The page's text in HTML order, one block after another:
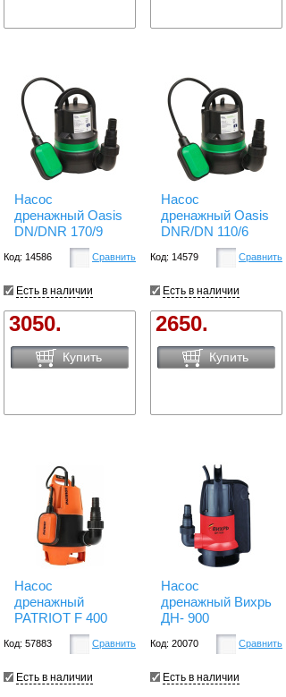
Насос
дренажный Oasis
DN/DNR 170/9
Код: 14586 Сравнить
Есть в наличии
3050.
Купить
Насос
дренажный Oasis
DNR/DN 110/6
Код: 14579 Сравнить
Есть в наличии
2650.
Купить
Насос
дренажный
PATRIOT F 400
Код: 57883 Сравнить
Есть в наличии
Насос
дренажный Вихрь
ДН- 900
Код: 20070 Сравнить
Есть в наличии